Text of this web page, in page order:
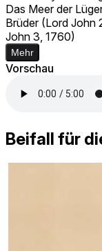
Das Meer der
Brüder (Lord John
John 3, 1760)
Mehr
Vorschau
Beifall für